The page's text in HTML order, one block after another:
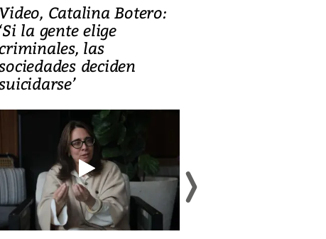
Video, Catalina Botero:
‘Si la gente elige
las
deciden